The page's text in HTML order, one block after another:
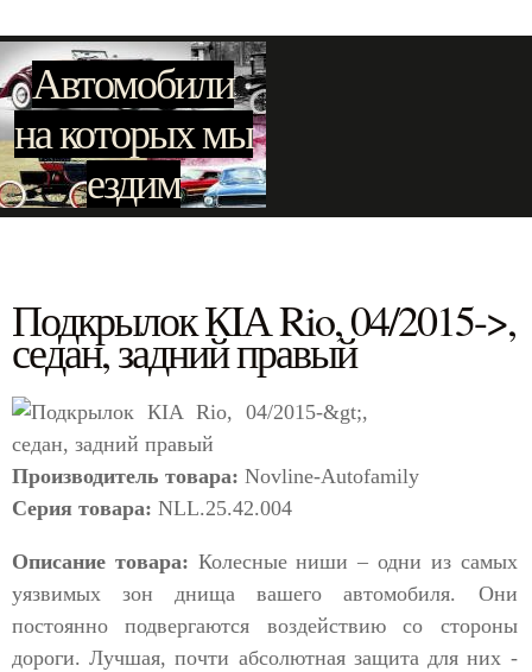
Автомобили
на которых мы
ездим
Подкрылок КIА Rio, 04/2015->,
седан, задний правый
Производитель товара: Novline-Autofamily
Серия товара: NLL.25.42.004
Описание товара: Колесные ниши – одни из самых
уязвимых зон днища вашего автомобиля. Они
постоянно подвергаются воздействию со стороны
дороги. Лучшая, почти абсолютная защита для них -